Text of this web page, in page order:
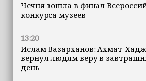
Чечня вошла в финал
конкурса музеев
13:20
Ислам Вазарханов: Ахмат-
вернул людям веру в
день